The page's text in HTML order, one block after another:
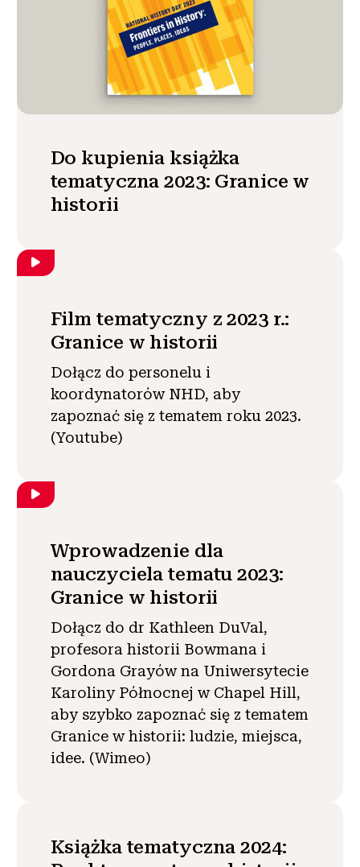
Do kupienia książka
tematyczna 2023: Granice w
historii
Film tematyczny z 2023 r.:
Granice w historii
Dołącz do personelu i
koordynatorów NHD, aby
zapoznać się z tematem roku 2023.
(Youtube)
Wprowadzenie dla
nauczyciela tematu 2023:
Granice w historii
Dołącz do dr Kathleen DuVal,
profesora historii Bowmana i
Gordona Grayów na Uniwersytecie
Karoliny Północnej w Chapel Hill,
aby szybko zapoznać się z tematem
Granice w historii: ludzie, miejsca,
idee. (Wimeo)
Książka tematyczna 2024: